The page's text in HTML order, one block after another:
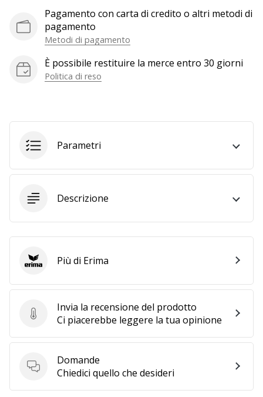
generino
profitto.
Unisciti
Pagamento con carta di credito o altri metodi di
pagamento
Metodi di pagamento
È possibile restituire la merce entro 30 giorni
Politica di reso
Parametri
Descrizione
Invia la recensione del prodotto
Invia la recensione del prodotto
Ci piacerebbe leggere la tua opinione
Domande
Domande
Chiedici quello che desideri
ErimaPiù di Erima